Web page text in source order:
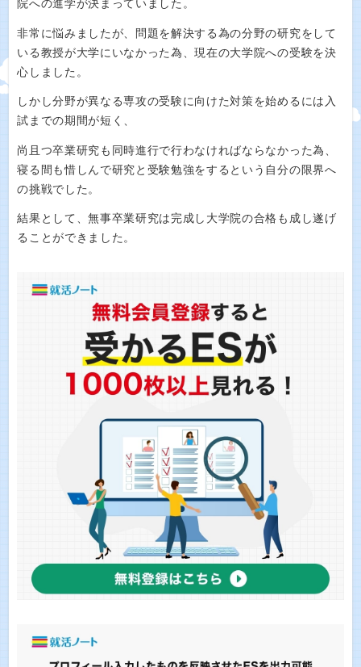
院への進学が決まっていました。
非常に悩みましたが、問題を解決する為の分野の研究をして
いる教授が大学にいなかった為、現在の大学院への受験を決
心しました。
しかし分野が異なる専攻の受験に向けた対策を始めるには入
試までの期間が短く、
尚且つ卒業研究も同時進行で行わなければならなかった為、
寝る間も惜しんで研究と受験勉強をするという自分の限界へ
の挑戦でした。
結果として、無事卒業研究は完成し大学院の合格も成し遂げ
ることができました。